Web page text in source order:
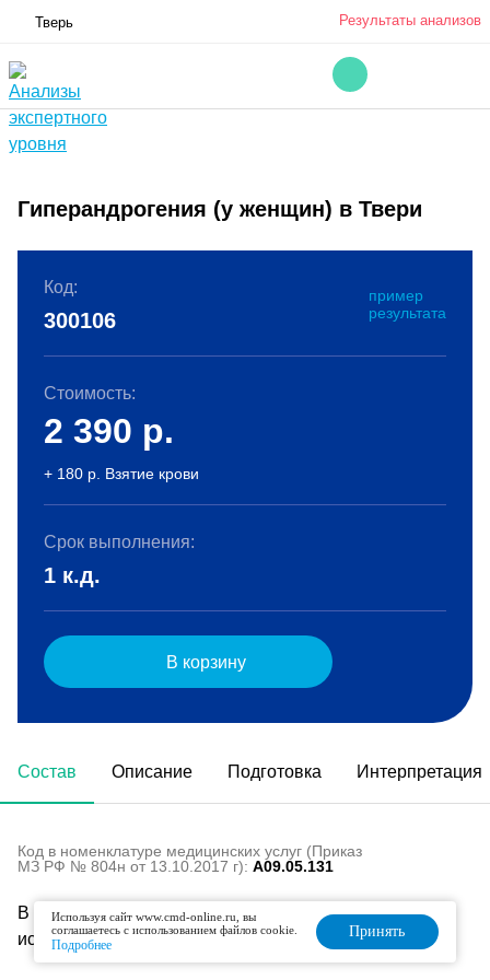
Тверь Результаты анализов
Гиперандрогения (у женщин) в Твери
Состав Описание Подготовка Интерпретация
Код в номенклатуре медицинских услуг (Приказ
МЗ РФ № 804н от 13.10.2017 г): A09.05.131
В состав данного комплекса входят следующие
исследования:
Код:
пример
результата
300106
Стоимость:
2 390 р.
+ 180 р. Взятие крови
Срок выполнения:
1 к.д.
В корзину
Используя сайт www.cmd-online.ru, вы
соглашаетесь с использованием файлов cookie.
Подробнее
Принять